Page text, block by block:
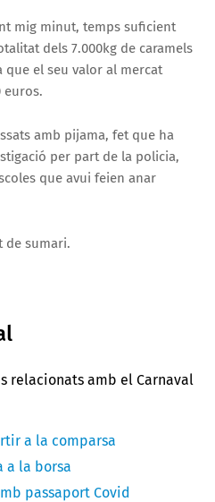
mig minut, temps suficient
dels 7.000kg de caramels
que el seu valor al mercat
euros.
amb pijama, fet que ha
per part de la policia,
que avui feien anar
de sumari.
relacionats amb el Carnaval
a la comparsa
a la borsa
passaport Covid